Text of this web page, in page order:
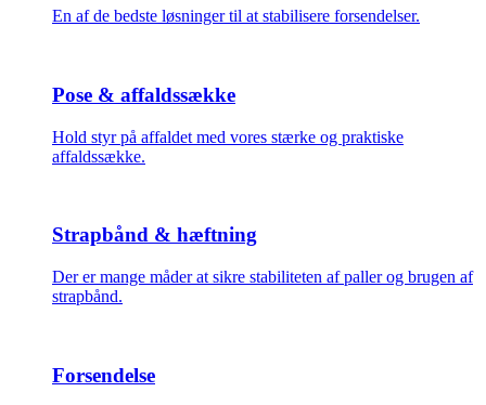
En af de bedste løsninger til at stabilisere forsendelser.
Pose & affaldssække
Hold styr på affaldet med vores stærke og praktiske
affaldssække.
Strapbånd & hæftning
Der er mange måder at sikre stabiliteten af paller og brugen af
strapbånd.
Forsendelse